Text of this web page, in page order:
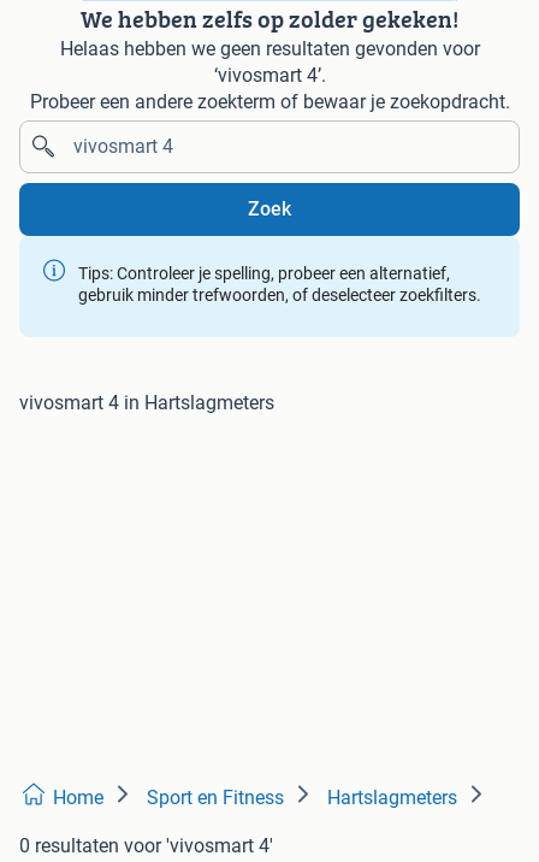
We hebben zelfs op zolder gekeken!
Helaas hebben we geen resultaten gevonden voor
‘vivosmart 4’.
Probeer een andere zoekterm of bewaar je zoekopdracht.
Zoek
Tips: Controleer je spelling, probeer een alternatief,
gebruik minder trefwoorden, of deselecteer zoekfilters.
vivosmart 4 in Hartslagmeters
Home Sport en Fitness Hartslagmeters
0 resultaten voor 'vivosmart 4'